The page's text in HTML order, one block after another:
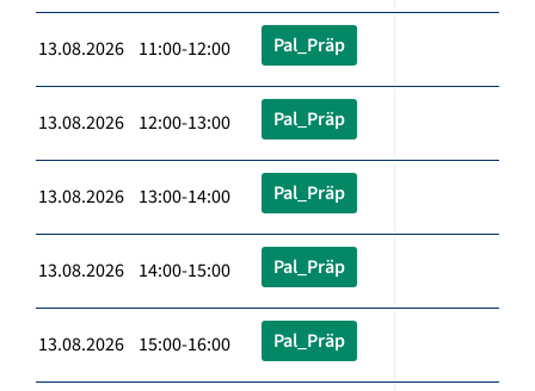
13.08.2026 11:00-12:00 Pal_Präp
13.08.2026 12:00-13:00 Pal_Präp
13.08.2026 13:00-14:00 Pal_Präp
13.08.2026 14:00-15:00 Pal_Präp
13.08.2026 15:00-16:00 Pal_Präp